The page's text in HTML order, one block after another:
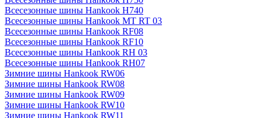
Всесезонные шины Hankook H740
Всесезонные шины Hankook MT RT 03
Всесезонные шины Hankook RF08
Всесезонные шины Hankook RF10
Всесезонные шины Hankook RH 03
Всесезонные шины Hankook RH07
Зимние шины Hankook RW06
Зимние шины Hankook RW08
Зимние шины Hankook RW09
Зимние шины Hankook RW10
Зимние шины Hankook RW11